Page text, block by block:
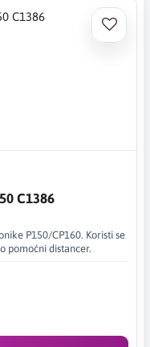
C1386
P150/CP160. Koristi se
pomoćni distancer.